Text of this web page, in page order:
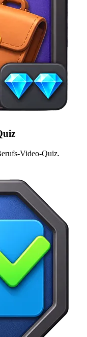
Video-Quiz.